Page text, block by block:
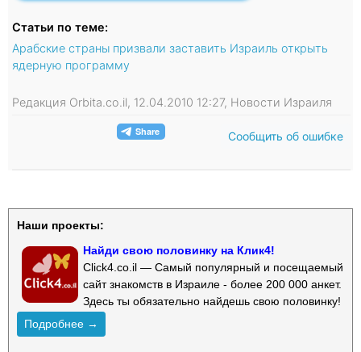
Статьи по теме:
Арабские страны призвали заставить Израиль открыть
ядерную программу
Редакция Orbita.co.il, 12.04.2010 12:27, Новости Израиля
Сообщить об ошибке
Наши проекты:
Найди свою половинку на Клик4!
Click4.co.il — Самый популярный и посещаемый
сайт знакомств в Израиле - более 200 000 анкет.
Здесь ты обязательно найдешь свою половинку!
Подробнее →